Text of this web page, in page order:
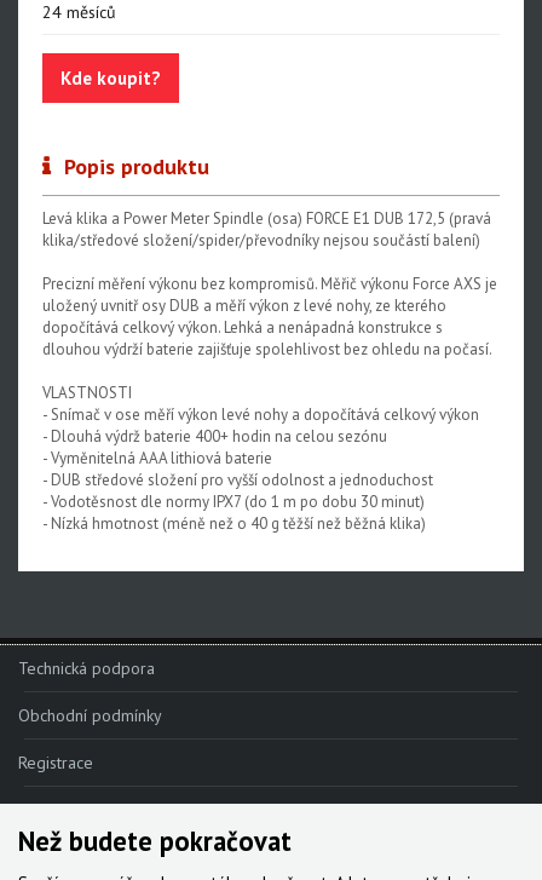
NX
Hammerhead Karoo
Red AXS E1
Force AXS E1
Rival AXS E1
Force XPLR AXS E1
Force eTap AXS Iridescent
Force eTap AXS
Rival eTap AXS
Red22/Red
Force 1
Force22/Force
Rival 1
Rival22/Rival
24 měsíců
Kde koupit?
Popis produktu
Levá klika a Power Meter Spindle (osa) FORCE E1 DUB 172,5 (pravá
klika/středové složení/spider/převodníky nejsou součástí balení)
Precizní měření výkonu bez kompromisů. Měřič výkonu Force AXS je
uložený uvnitř osy DUB a měří výkon z levé nohy, ze kterého
dopočítává celkový výkon. Lehká a nenápadná konstrukce s
dlouhou výdrží baterie zajišťuje spolehlivost bez ohledu na počasí.
VLASTNOSTI
- Snímač v ose měří výkon levé nohy a dopočítává celkový výkon
- Dlouhá výdrž baterie 400+ hodin na celou sezónu
- Vyměnitelná AAA lithiová baterie
- DUB středové složení pro vyšší odolnost a jednoduchost
- Vodotěsnost dle normy IPX7 (do 1 m po dobu 30 minut)
- Nízká hmotnost (méně než o 40 g těžší než běžná klika)
Technická podpora
Obchodní podmínky
Registrace
Reklamace
Kde nakoupit
Než budete pokračovat